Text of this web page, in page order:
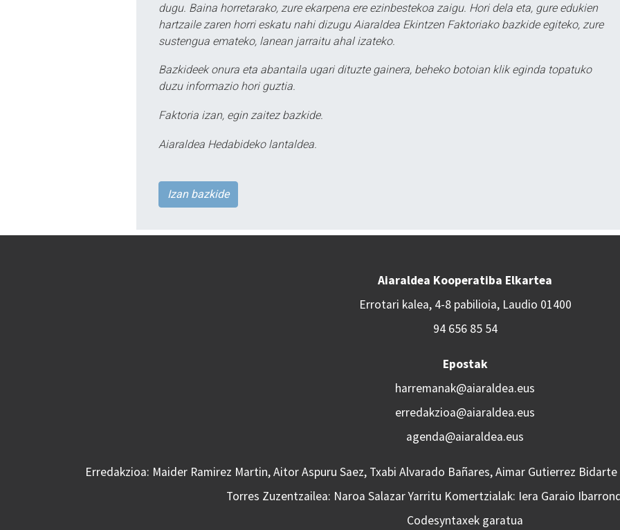
dugu. Baina horretarako, zure ekarpena ere ezinbestekoa zaigu. Hori dela eta, gure edukien
hartzaile zaren horri eskatu nahi dizugu Aiaraldea Ekintzen Faktoriako bazkide egiteko, zure
sustengua emateko, lanean jarraitu ahal izateko.
Bazkideek onura eta abantaila ugari dituzte gainera, beheko botoian klik eginda topatuko
duzu informazio hori guztia.
Faktoria izan, egin zaitez bazkide.
Aiaraldea Hedabideko lantaldea.
Izan bazkide
Aiaraldea Kooperatiba Elkartea
Errotari kalea, 4-8 pabilioia, Laudio 01400
94 656 85 54
Epostak
harremanak@aiaraldea.eus
erredakzioa@aiaraldea.eus
agenda@aiaraldea.eus
Erredakzioa: Maider Ramirez Martin, Aitor Aspuru Saez, Txabi Alvarado Bañares, Aimar Gutierrez
Torres Zuzentzailea: Naroa Salazar Yarritu Komertzialak: Iera Garaio
Codesyntaxek garatua